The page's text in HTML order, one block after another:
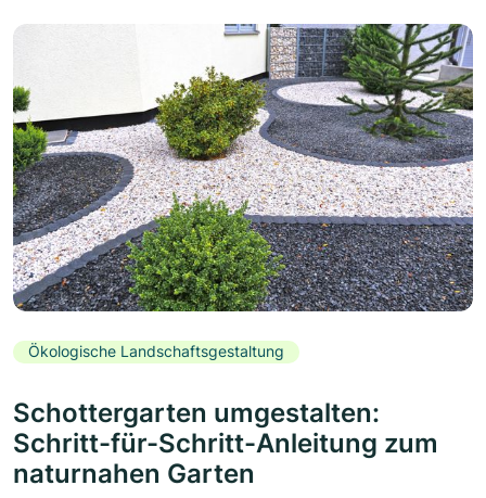
Ökologische Landschaftsgestaltung
Schottergarten umgestalten:
Schritt-für-Schritt-Anleitung zum
naturnahen Garten